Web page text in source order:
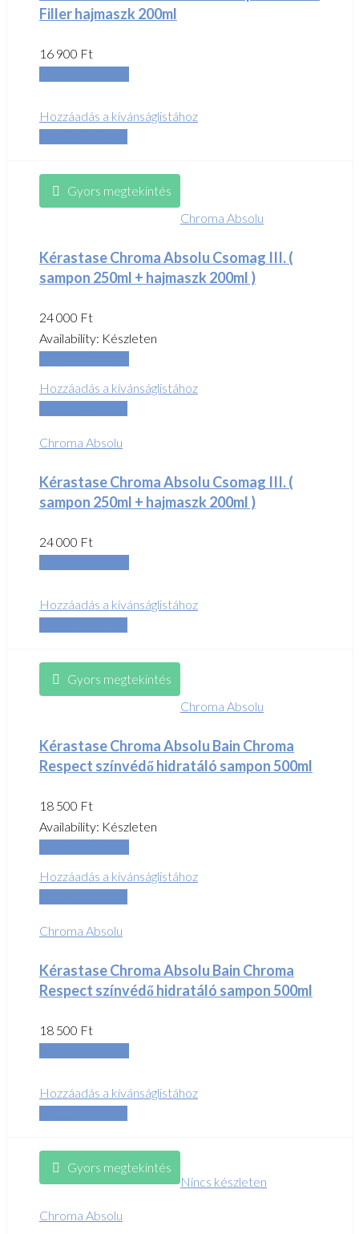
Filler hajmaszk 200ml
16 900 Ft
Hozzáadás a kívánságlistához
Gyors megtekintés
Chroma Absolu
Kérastase Chroma Absolu Csomag III. (
sampon 250ml + hajmaszk 200ml )
24 000 Ft
Availability: Készleten
Hozzáadás a kívánságlistához
Chroma Absolu
Kérastase Chroma Absolu Csomag III. (
sampon 250ml + hajmaszk 200ml )
24 000 Ft
Hozzáadás a kívánságlistához
Gyors megtekintés
Chroma Absolu
Kérastase Chroma Absolu Bain Chroma
Respect színvédő hidratáló sampon 500ml
18 500 Ft
Availability: Készleten
Hozzáadás a kívánságlistához
Chroma Absolu
Kérastase Chroma Absolu Bain Chroma
Respect színvédő hidratáló sampon 500ml
18 500 Ft
Hozzáadás a kívánságlistához
Gyors megtekintés
Nincs készleten
Chroma Absolu